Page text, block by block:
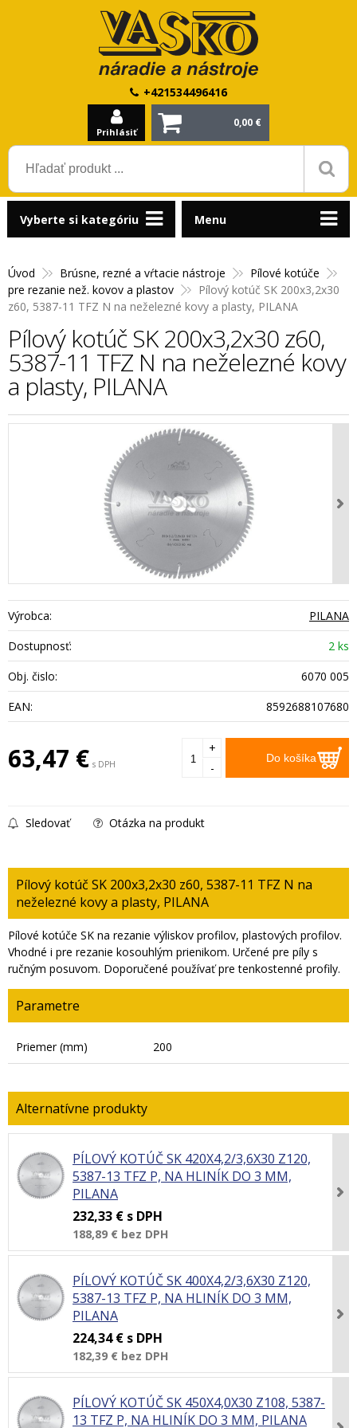
+421534496416
Prihlásiť
0,00 €
Úvod Brúsne, rezné a vŕtacie nástroje
Pílové kotúče
pre rezanie než. kovov a plastov
Pílový kotúč SK 200x3,2x30
z60, 5387-11 TFZ N na neželezné kovy a plasty, PILANA
Pílový kotúč SK 200x3,2x30 z60,
5387-11 TFZ N na neželezné kovy
a plasty, PILANA
Výrobca:
PILANA
Dostupnosť:
2 ks
Obj. čislo:
6070 005
EAN:
8592688107680
63,47 € s DPH Do košíka
+
-
Sledovať Otázka na produkt
Pílový kotúč SK 200x3,2x30 z60, 5387-11 TFZ N na
neželezné kovy a plasty, PILANA
Pílové kotúče SK na rezanie výliskov profilov, plastových profilov.
Vhodné i pre rezanie kosouhlým prienikom. Určené pre píly s
ručným posuvom. Doporučené používať pre tenkostenné profily.
Parametre
Priemer (mm) 200
PÍLOVÝ KOTÚČ SK 420X4,2/3,6X30 Z120,
5387-13 TFZ P, NA HLINÍK DO 3 MM,
PILANA
232,33 € s DPH
188,89 € bez DPH
PÍLOVÝ KOTÚČ SK 400X4,2/3,6X30 Z120,
5387-13 TFZ P, NA HLINÍK DO 3 MM,
PILANA
224,34 € s DPH
182,39 € bez DPH
PÍLOVÝ KOTÚČ SK 450X4,0X30 Z108, 5387-
13 TFZ P, NA HLINÍK DO 3 MM, PILANA
Vyberte si kategóriu Menu